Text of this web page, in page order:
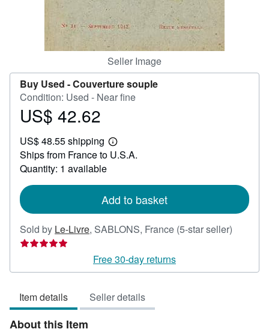
Seller Image
Buy Used -Couverture souple
Condition: Used - Near fine
Price
42.62
US$ 42.62
US$ 48.55 shipping
Learn
more
Ships from France to U.S.A.
Quantity: 1 available
Add to basket
Sold by Le-Livre, SABLONS, France (5-star seller)
out
Free 30-day returns
Item details Seller details
About this Item